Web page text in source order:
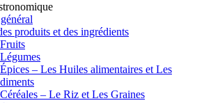
produits et des ingrédients
– Les Huiles alimentaires et Les
– Le Riz et Les Graines